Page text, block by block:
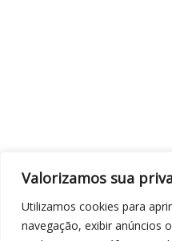
Valorizamos sua
Utilizamos cookies para
navegação, exibir anúncios